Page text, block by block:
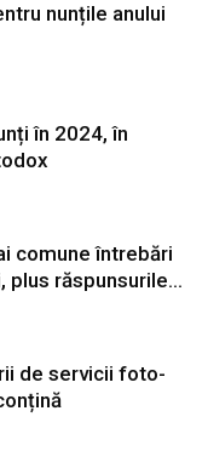
nunțile anului
în 2024, în
comune întrebări
plus răspunsurile...
de servicii foto-